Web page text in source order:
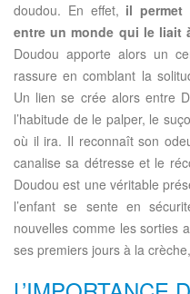
doudou. En effet, il permet
entre un monde qui le liait
Doudou apporte alors un
rassure en comblant la
Un lien se crée alors entre
l’habitude de le palper, le
où il ira. Il reconnaît son
canalise sa détresse et le
Doudou est une véritable
l’enfant se sente en
nouvelles comme les sorties
ses premiers jours à la